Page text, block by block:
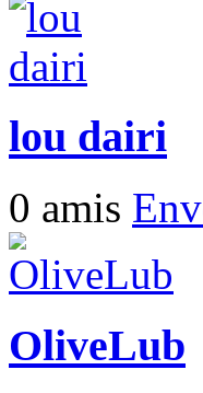
lou dairi
0 amis
OliveLub